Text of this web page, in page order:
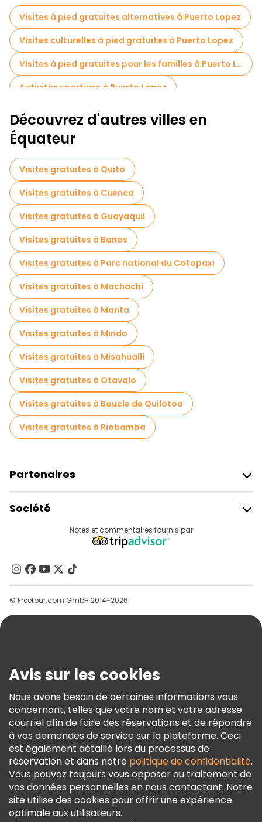
en bateau jusqu'à l'île, où ils peuvent faire de la plongée avec
masque et tuba dans des eaux cristallines et observer la
diversité de la vie marine. Une visite gratuite de l'île est un
excellent moyen de découvrir sa beauté sans dépenser
Visites à pied gratuites alternatives à Puerto Lopez
Visites culturelles à pied gratuites à Puerto Lopez
Visites à pied gratuites pour les familles à Puerto Lopez
Activités sportives à Puerto Lopez
Croisières en Puerto Lopez
Tours à vélo à Puerto Lopez
Découvrez d'autres villes en
Équateur
Visites gratuites à Quito
Visites gratuites à Cuenca
Visites gratuites à Guayaquil
Visites gratuites à Banos
Visites gratuites à Parc national du Cotopaxi
Visites gratuites à Machachi
Visites gratuites à Manta
Visites gratuites à Mindo
Visites gratuites à Misahualli
Visites gratuites à Otavalo
Visites gratuites à Boucle de Quilotoa
Visites gratuites à Riobamba
Partenaires
Connexion Du Fournisseur
Programme D’affiliation
Société
Contactez-Nous
Groupes
Aide
Conditions Générales Et Mentions Légales
Politique En Matière De Cookies
Freetour Prix
Programme De Fidélité
Notes et commentaires fournis par
© Freetour.com GmbH 2014-2026
Avis sur les cookies
Nous avons besoin de certaines informations vous
concernant, telles que votre nom et votre adresse
courriel afin de faire des réservations et de répondre
à vos demandes de service sur la plateforme. Ceci
est également détaillé lors du processus de
réservation et dans notre politique de confidentialité.
Vous pouvez toujours vous opposer au traitement de
vos données personnelles en nous contactant. Notre
site utilise des cookies pour offrir une expérience
optimale aux utilisateurs.